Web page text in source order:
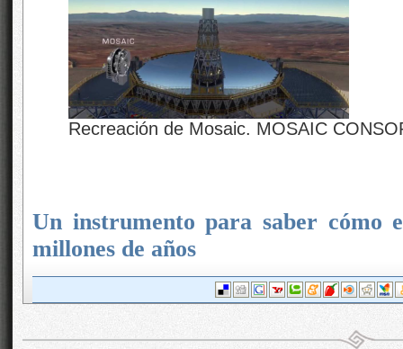
Recreación de Mosaic. MOSAIC
Un instrumento para saber cómo
millones de años